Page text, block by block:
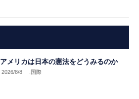
アメリカは日本の憲法をどうみるのか
2026/8/8 .国際